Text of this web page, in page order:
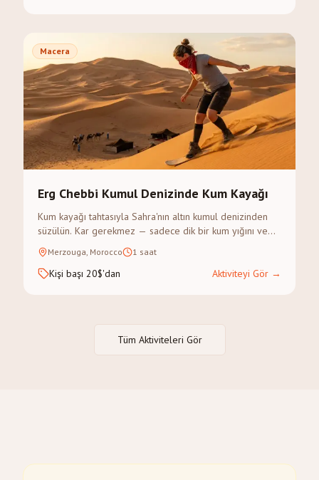
Macera
Erg Chebbi Kumul Denizinde Kum Kayağı
Kum kayağı tahtasıyla Sahra'nın altın kumul denizinden
süzülün. Kar gerekmez — sadece dik bir kum yığını ve
macera ruhu.
Merzouga, Morocco 1 saat
Kişi başı 20$'dan Aktiviteyi Gör →
Tüm Aktiviteleri Gör